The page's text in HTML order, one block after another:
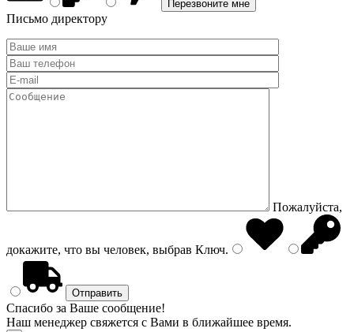
Письмо директору
Пожалуйста,
докажите, что вы человек, выбрав Ключ.
Спасибо за Ваше сообщение!
Наш менеджер свяжется с Вами в ближайшее время.